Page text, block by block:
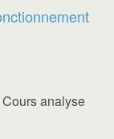
analyse